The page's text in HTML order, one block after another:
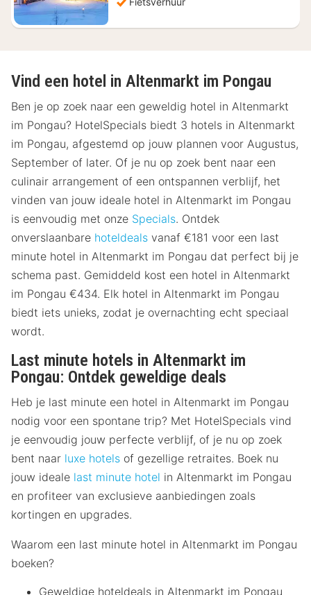
Vind een hotel in Altenmarkt im Pongau
Ben je op zoek naar een geweldig hotel in Altenmarkt
im Pongau? HotelSpecials biedt 3 hotels in Altenmarkt
im Pongau, afgestemd op jouw plannen voor Augustus,
September of later. Of je nu op zoek bent naar een
culinair arrangement of een ontspannen verblijf, het
vinden van jouw ideale hotel in Altenmarkt im Pongau
is eenvoudig met onze Specials. Ontdek
onverslaanbare hoteldeals vanaf €181 voor een last
minute hotel in Altenmarkt im Pongau dat perfect bij je
schema past. Gemiddeld kost een hotel in Altenmarkt
im Pongau €434. Elk hotel in Altenmarkt im Pongau
biedt iets unieks, zodat je overnachting echt speciaal
wordt.
Last minute hotels in Altenmarkt im
Pongau: Ontdek geweldige deals
Heb je last minute een hotel in Altenmarkt im Pongau
nodig voor een spontane trip? Met HotelSpecials vind
je eenvoudig jouw perfecte verblijf, of je nu op zoek
bent naar luxe hotels of gezellige retraites. Boek nu
jouw ideale last minute hotel in Altenmarkt im Pongau
en profiteer van exclusieve aanbiedingen zoals
kortingen en upgrades.
Waarom een last minute hotel in Altenmarkt im Pongau
boeken?
Geweldige hoteldeals in Altenmarkt im Pongau